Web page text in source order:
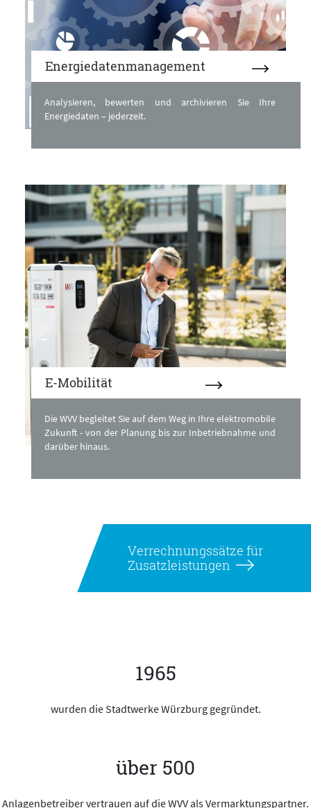
Energiedatenmanagement
Analysieren, bewerten und archivieren Sie Ihre
Energiedaten – jederzeit.
E-Mobilität
Die WVV begleitet Sie auf dem Weg in Ihre elektromobile
Zukunft - von der Planung bis zur Inbetriebnahme und
darüber hinaus.
Verrechnungssätze für
Zusatzleistungen
1965
wurden die Stadtwerke Würzburg gegründet.
über 500
Anlagenbetreiber vertrauen auf die WVV als Vermarktungspartner.